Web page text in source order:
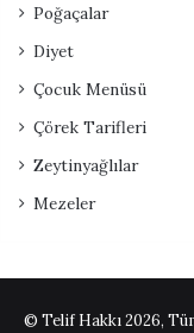
Poğaçalar
Diyet
Çocuk Menüsü
Çörek Tarifleri
Zeytinyağlılar
Mezeler
© Telif Hakkı 2026,